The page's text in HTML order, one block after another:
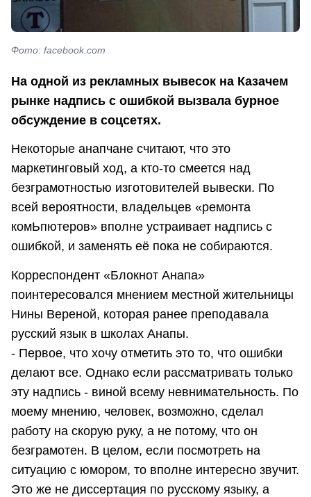
Фото: facebook.com
На одной из рекламных вывесок на Казачем
рынке надпись с ошибкой вызвала бурное
обсуждение в соцсетях.
Некоторые анапчане считают, что это
маркетинговый ход, а кто-то смеется над
безграмотностью изготовителей вывески. По
всей вероятности, владельцев «ремонта
комЬпютеров» вполне устраивает надпись с
ошибкой, и заменять её пока не собираются.
Корреспондент «Блокнот Анапа»
поинтересовался мнением местной жительницы
Нины Вереной, которая ранее преподавала
русский язык в школах Анапы.
- Первое, что хочу отметить это то, что ошибки
делают все. Однако если рассматривать только
эту надпись - виной всему невнимательность. По
моему мнению, человек, возможно, сделал
работу на скорую руку, а не потому, что он
безграмотен. В целом, если посмотреть на
ситуацию с юмором, то вполне интересно звучит.
Это же не диссертация по русскому языку, а